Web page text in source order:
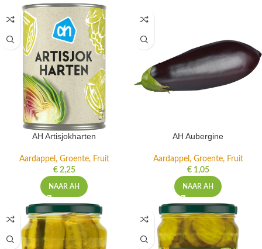
AH Artisjokharten
Aardappel, Groente, Fruit
€2,25
NAAR AH
AH Aubergine
Aardappel, Groente, Fruit
€1,05
NAAR AH